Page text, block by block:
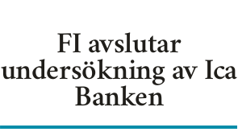
FI avslutar
undersökning av Ica
Banken